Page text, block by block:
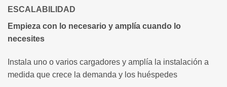
ESCALABILIDAD
Empieza con lo necesario y amplía cuando lo
necesites
Instala uno o varios cargadores y amplía la instalación a
medida que crece la demanda y los huéspedes